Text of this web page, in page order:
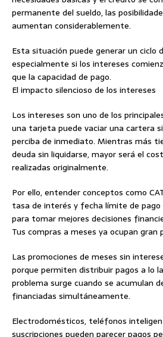
permanente del sueldo, las
aumentan considerablemente.
Esta situación puede generar un ciclo
especialmente si los intereses
que la capacidad de pago.
El impacto silencioso de los intereses
Los intereses son uno de los
una tarjeta puede vaciar una cartera
perciba de inmediato. Mientras más
deuda sin liquidarse, mayor será el
realizadas originalmente.
Por ello, entender conceptos como
tasa de interés y fecha límite de
para tomar mejores decisiones
Tus compras a meses ya ocupan
Las promociones de meses sin
porque permiten distribuir pagos a lo
problema surge cuando se acumulan
financiadas simultáneamente.
Electrodomésticos, teléfonos
suscripciones pueden parecer pagos